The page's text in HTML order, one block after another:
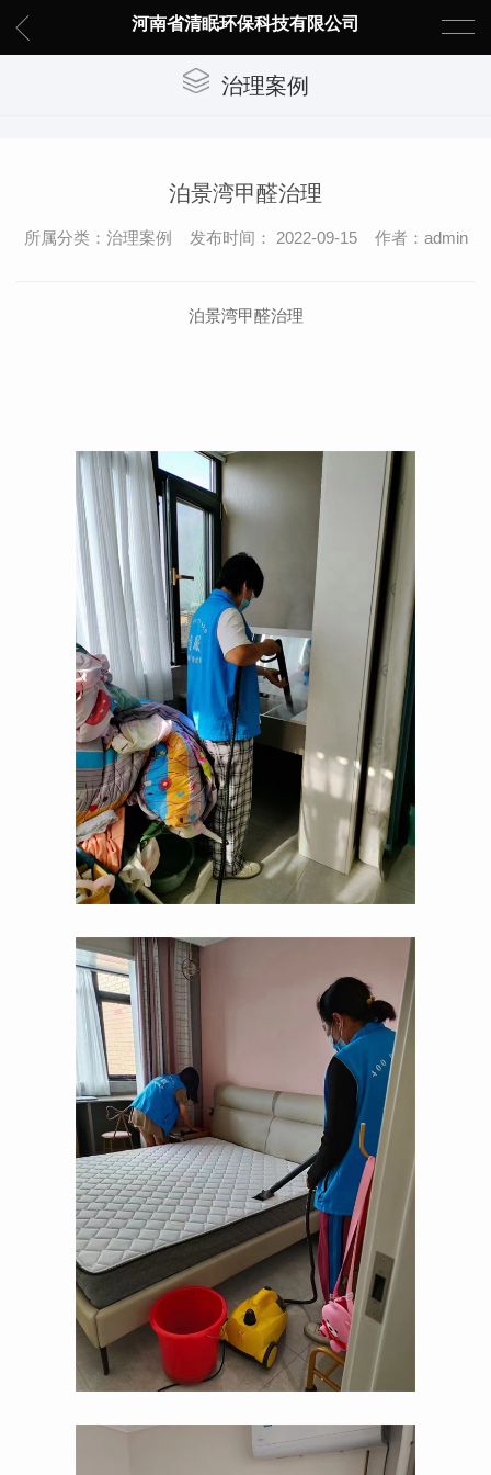
河南省清眠环保科技有限公司
治理案例
泊景湾甲醛治理
所属分类：治理案例 发布时间： 2022-09-15 作者：admin
泊景湾甲醛治理